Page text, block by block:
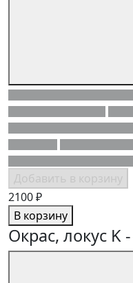
2100 ₽
В корзину
Окрас, локус K